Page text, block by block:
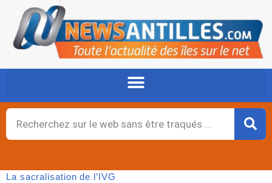
contenu
Rechercher
La sacralisation de l’IVG